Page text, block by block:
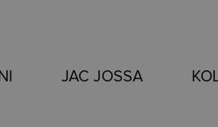
JAC JOSSA